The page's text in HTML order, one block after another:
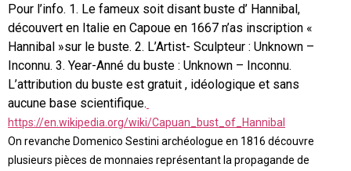
Pour l’info. 1. Le fameux soit disant buste d’ Hannibal,
découvert en Italie en Capoue en 1667 n’as inscription «
Hannibal »sur le buste. 2. L’Artist- Sculpteur : Unknown –
Inconnu. 3. Year-Anné du buste : Unknown – Inconnu.
L’attribution du buste est gratuit , idéologique et sans
aucune base scientifique.
https://en.wikipedia.org/wiki/Capuan_bust_of_Hannibal
On revanche Domenico Sestini archéologue en 1816 découvre
plusieurs pièces de monnaies représentant la propagande de